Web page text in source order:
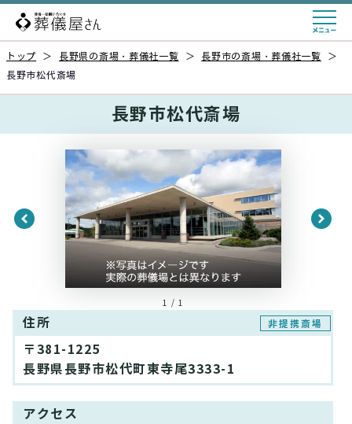
トップ ＞ 長野県の斎場・葬儀社一覧 ＞ 長野市の斎場・葬儀社一覧
＞
長野市松代斎場
長野市松代斎場
1 / 1
住所 非提携斎場
〒381-1225
長野県長野市松代町東寺尾3333-1
アクセス